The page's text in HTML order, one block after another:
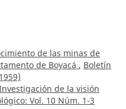
de las minas de
de Boyacá , Boletín
de la visión
Vol. 10 Núm. 1-3